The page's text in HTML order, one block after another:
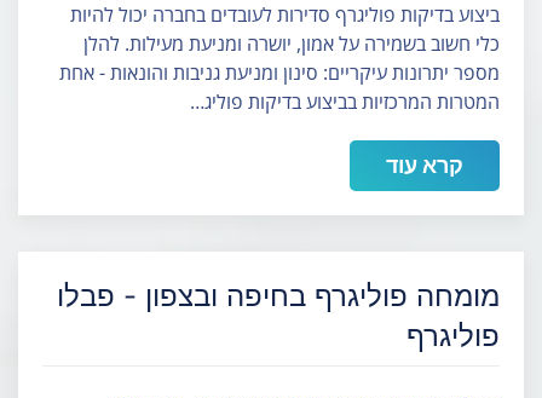
ביצוע בדיקות פוליגרף סדירות לעובדים בחברה יכול להיות
כלי חשוב בשמירה על אמון, יושרה ומניעת מעילות. להלן
מספר יתרונות עיקריים: סינון ומניעת גניבות והונאות - אחת
המטרות המרכזיות בביצוע בדיקות פוליג…
קרא עוד
מומחה פוליגרף בחיפה ובצפון - פבלו
פוליגרף